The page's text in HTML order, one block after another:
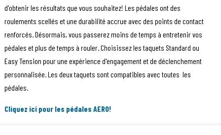
d'obtenir les résultats que vous souhaitez! Les pédales ont des
roulements scellés et une durabilité accrue avec des points de contact
renforcés. Désormais, vous passerez moins de temps à entretenir vos
pédales et plus de temps à rouler. Choisissez les taquets Standard ou
Easy Tension pour une expérience d'engagement et de déclenchement
personnalisée. Les deux taquets sont compatibles avec toutes les
pédales.
Cliquez ici pour les pédales AERO!